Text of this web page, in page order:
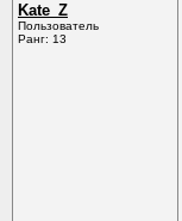
Kate_Z
Пользователь
Ранг: 13